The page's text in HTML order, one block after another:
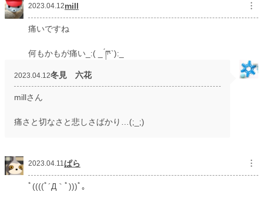
2023.04.12mill ︙
痛いですね
何もかもが痛い_:( _ ́ཫ`):_
2023.04.12冬見 六花
millさん
痛さと切なさと悲しさばかり…(;_;)
2023.04.11ぱら ︙
ﾟ((((ﾟ´Д｀ﾟ)))ﾟ｡